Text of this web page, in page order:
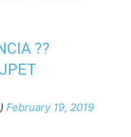
??
February 19, 2019